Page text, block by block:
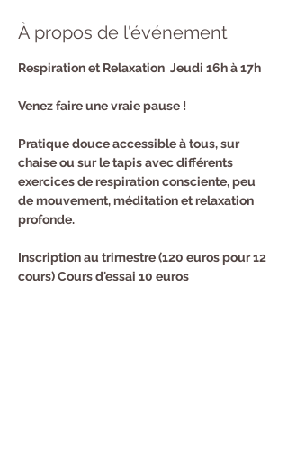
À propos de l'événement
Respiration et Relaxation  Jeudi 16h à 17h
Venez faire une vraie pause !
Pratique douce accessible à tous, sur
chaise ou sur le tapis avec différents
exercices de respiration consciente, peu
de mouvement, méditation et relaxation
profonde.
Inscription au trimestre (120 euros pour 12
cours) Cours d'essai 10 euros